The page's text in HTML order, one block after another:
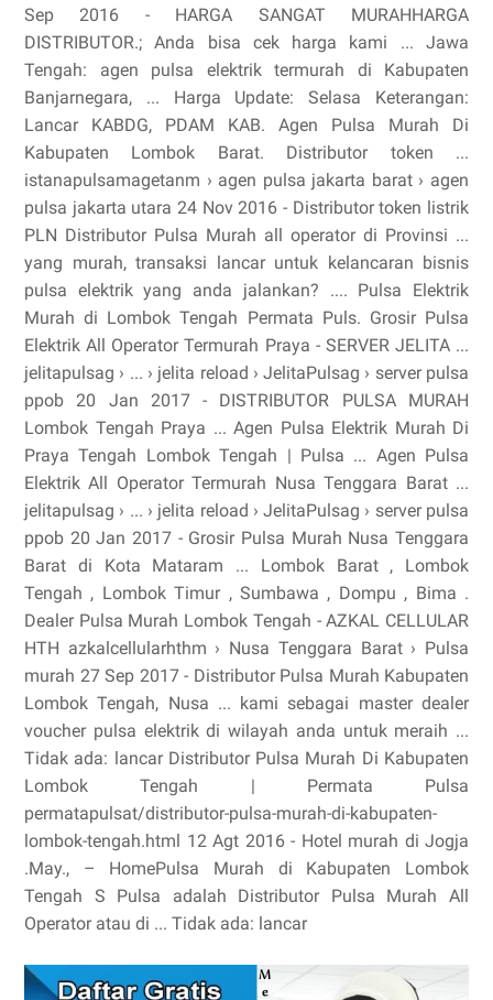
Sep 2016 - HARGA SANGAT MURAHHARGA
DISTRIBUTOR.; Anda bisa cek harga kami ... Jawa
Tengah: agen pulsa elektrik termurah di Kabupaten
Banjarnegara, ... Harga Update: Selasa Keterangan:
Lancar KABDG, PDAM KAB. Agen Pulsa Murah Di
Kabupaten Lombok Barat. Distributor token ...
istanapulsamagetanm › agen pulsa jakarta barat › agen
pulsa jakarta utara 24 Nov 2016 - Distributor token listrik
PLN Distributor Pulsa Murah all operator di Provinsi ...
yang murah, transaksi lancar untuk kelancaran bisnis
pulsa elektrik yang anda jalankan? .... Pulsa Elektrik
Murah di Lombok Tengah Permata Puls. Grosir Pulsa
Elektrik All Operator Termurah Praya - SERVER JELITA ...
jelitapulsag › ... › jelita reload › JelitaPulsag › server pulsa
ppob 20 Jan 2017 - DISTRIBUTOR PULSA MURAH
Lombok Tengah Praya ... Agen Pulsa Elektrik Murah Di
Praya Tengah Lombok Tengah | Pulsa ... Agen Pulsa
Elektrik All Operator Termurah Nusa Tenggara Barat ...
jelitapulsag › ... › jelita reload › JelitaPulsag › server pulsa
ppob 20 Jan 2017 - Grosir Pulsa Murah Nusa Tenggara
Barat di Kota Mataram ... Lombok Barat , Lombok
Tengah , Lombok Timur , Sumbawa , Dompu , Bima .
Dealer Pulsa Murah Lombok Tengah - AZKAL CELLULAR
HTH azkalcellularhthm › Nusa Tenggara Barat › Pulsa
murah 27 Sep 2017 - Distributor Pulsa Murah Kabupaten
Lombok Tengah, Nusa ... kami sebagai master dealer
voucher pulsa elektrik di wilayah anda untuk meraih ...
Tidak ada: lancar Distributor Pulsa Murah Di Kabupaten
Lombok Tengah | Permata Pulsa
permatapulsat/distributor-pulsa-murah-di-kabupaten-
lombok-tengah.html 12 Agt 2016 - Hotel murah di Jogja
.May., – HomePulsa Murah di Kabupaten Lombok
Tengah S Pulsa adalah Distributor Pulsa Murah All
Operator atau di ... Tidak ada: lancar